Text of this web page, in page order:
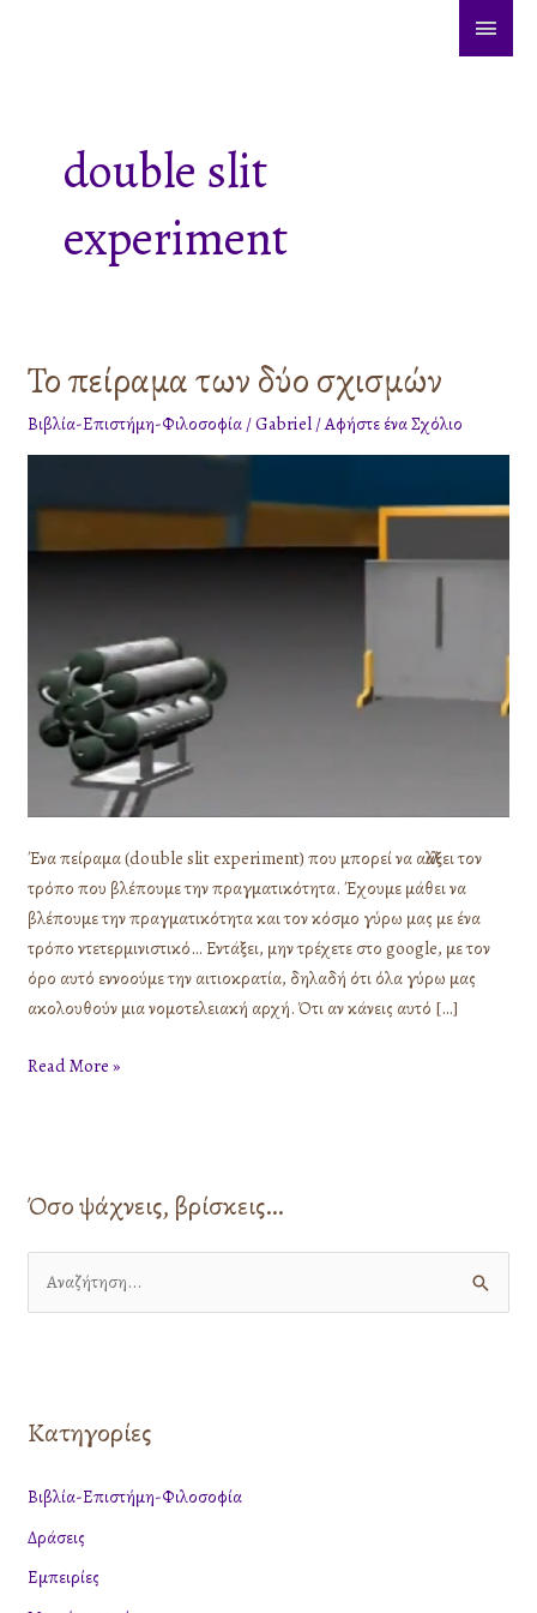
double slit
experiment
Το πείραμα των δύο σχισμών
Βιβλία-Επιστήμη-Φιλοσοφία/Gabriel/Αφήστε ένα Σχόλιο
Ένα πείραμα (double slit experiment) που μπορεί να αλλάξει τον
τρόπο που βλέπουμε την πραγματικότητα. Έχουμε μάθει να
βλέπουμε την πραγματικότητα και τον κόσμο γύρω μας με ένα
τρόπο ντετερμινιστικό… Εντάξει, μην τρέχετε στο google, με τον
όρο αυτό εννοούμε την αιτιοκρατία, δηλαδή ότι όλα γύρω μας
ακολουθούν μια νομοτελειακή αρχή. Ότι αν κάνεις αυτό […]
Το
των
δύο
Read More »
Όσο ψάχνεις, βρίσκεις…
ή
η
σ
η
Κατηγορίες
Βιβλία-Επιστήμη-Φιλοσοφία
Δράσεις
Εμπειρίες